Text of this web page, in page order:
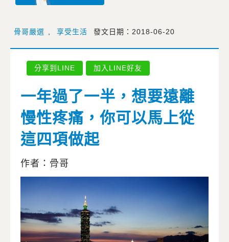
骨哥嚴選 , 享受生活 發文日期：2018-06-20
分享到LINE 加入LINE好友
一年過了一半，想要遠離
慢性疼痛，你可以馬上從
這四項做起
作者：骨哥